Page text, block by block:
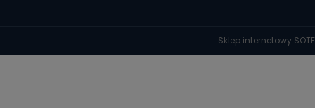
Sklep internetowy SOTE